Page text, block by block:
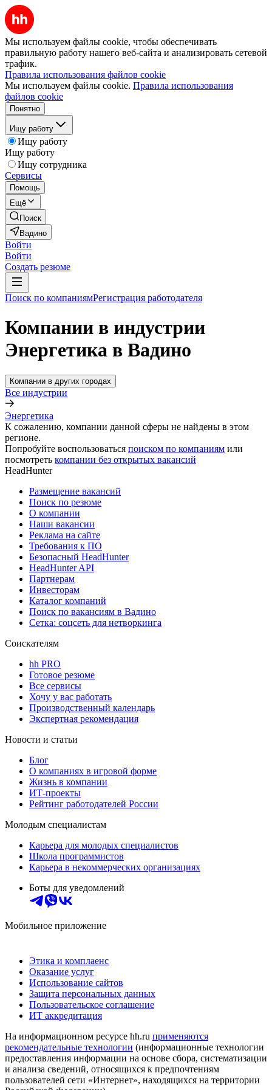
Мы используем файлы cookie, чтобы обеспечивать
правильную работу нашего веб-сайта и анализировать сетевой
трафик.
Правила использования файлов cookie
Мы используем файлы cookie. Правила использования
файлов cookie
Понятно
Ищу работу
Ищу работу
Ищу работу
Ищу сотрудника
Сервисы
Помощь
Ещё
Поиск
Вадино
Войти
Войти
Создать резюме
Поиск по компаниямРегистрация работодателя
Компании в индустрии
Энергетика в Вадино
Компании в других городах
Все индустрии
Энергетика
К сожалению, компании данной сферы не найдены в этом
регионе.
Попробуйте воспользоваться поиском по компаниям или
посмотреть компании без открытых вакансий
HeadHunter
Размещение вакансий
Поиск по резюме
О компании
Наши вакансии
Реклама на сайте
Требования к ПО
Безопасный HeadHunter
HeadHunter API
Партнерам
Инвесторам
Каталог компаний
Поиск по вакансиям в Вадино
Сетка: соцсеть для нетворкинга
Соискателям
hh PRO
Готовое резюме
Все сервисы
Хочу у вас работать
Производственный календарь
Экспертная рекомендация
Новости и статьи
Блог
О компаниях в игровой форме
Жизнь в компании
ИТ-проекты
Рейтинг работодателей России
Молодым специалистам
Карьера для молодых специалистов
Школа программистов
Карьера в некоммерческих организациях
Боты для уведомлений
Мобильное приложение
Этика и комплаенс
Оказание услуг
Использование сайтов
Защита персональных данных
Пользовательское соглашение
ИТ аккредитация
На информационном ресурсе hh.ru применяются
рекомендательные технологии (информационные технологии
предоставления информации на основе сбора, систематизации
и анализа сведений, относящихся к предпочтениям
пользователей сети «Интернет», находящихся на территории